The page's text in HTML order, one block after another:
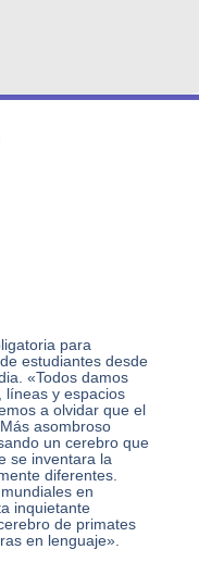
para
estudiantes desde
«Todos damos
líneas y espacios
a olvidar que el
asombroso
un cerebro que
se inventara la
diferentes.
en
inquietante
de primates
en lenguaje».